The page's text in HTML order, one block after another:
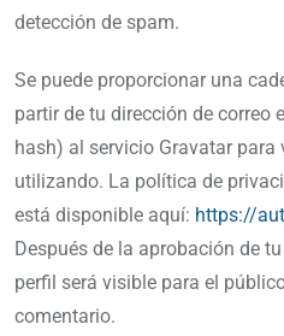
detección de spam.
Se puede proporcionar una
partir de tu dirección de correo
hash) al servicio Gravatar para
utilizando. La política de
está disponible aquí: https://
Después de la aprobación de
perfil será visible para el
comentario.